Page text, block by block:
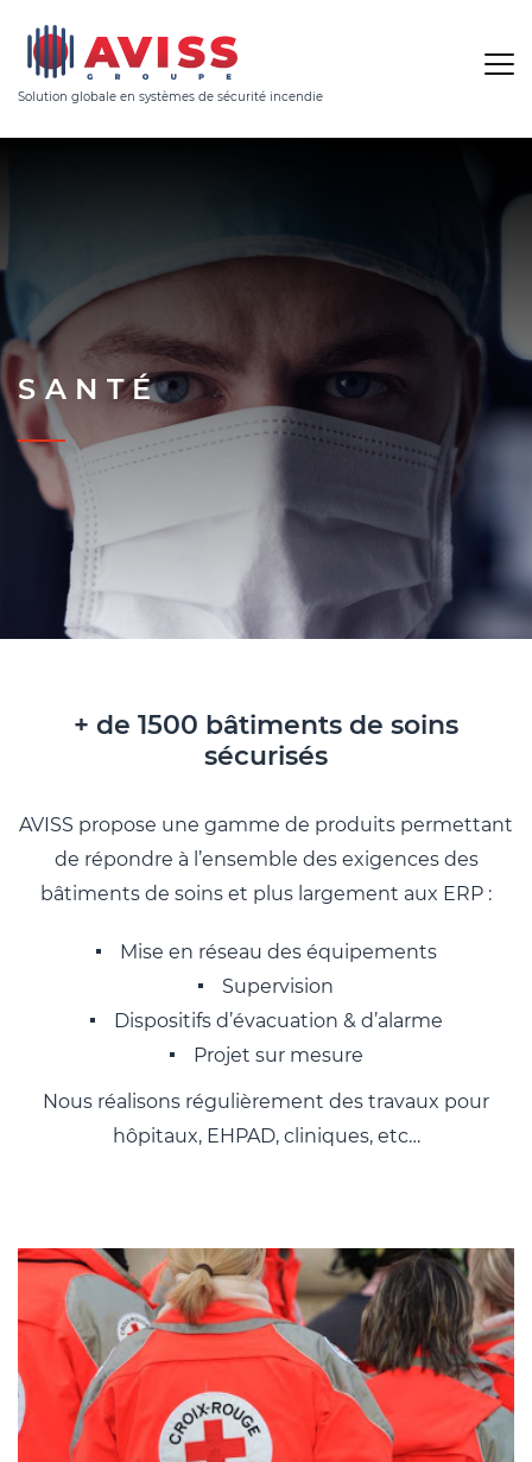
Solution globale en systèmes de sécurité incendie
SANTÉ
+ de 1500 bâtiments de soins
sécurisés
AVISS propose une gamme de produits permettant
de répondre à l’ensemble des exigences des
bâtiments de soins et plus largement aux ERP :
Mise en réseau des équipements
Supervision
Dispositifs d’évacuation & d’alarme
Projet sur mesure
Nous réalisons régulièrement des travaux pour
hôpitaux, EHPAD, cliniques, etc…